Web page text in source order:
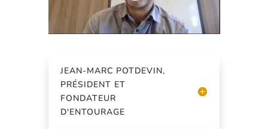
JEAN-MARC POTDEVIN,
PRÉSIDENT ET
FONDATEUR
D'ENTOURAGE